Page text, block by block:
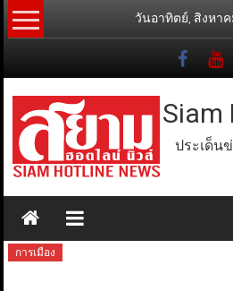
Skip
to
วันอาทิตย์, สิงหาค
Siam
ประเด็น
การเมือง